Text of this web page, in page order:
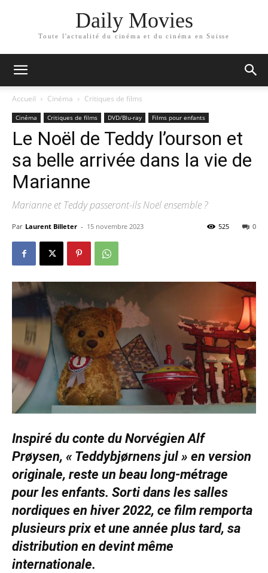
Daily Movies
Toute l'actualité du cinéma et du cinéma en Suisse
Accueil Cinéma Critiques de films
Cinéma Critiques de films DVD/Blu-ray Films pour enfants
Le Noël de Teddy l’ourson et
sa belle arrivée dans la vie de
Marianne
Marianne et Teddy passeront-ils Noël ensemble ?
Par Laurent Billeter - 15 novembre 2023 0
525
Inspiré du conte du Norvégien Alf
Prøysen, « Teddybjørnens jul » en version
originale, reste un beau long-métrage
pour les enfants. Sorti dans les salles
nordiques en hiver 2022, ce film remporta
plusieurs prix et une année plus tard, sa
distribution en devint même
internationale.